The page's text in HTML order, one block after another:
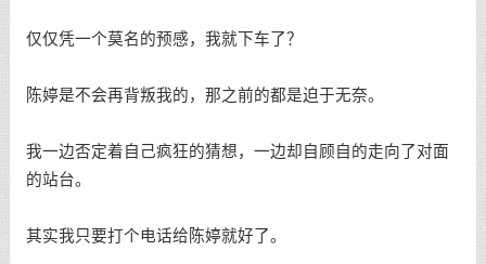
仅仅凭一个莫名的预感，我就下车了？
陈婷是不会再背叛我的，那之前的都是迫于无奈。
我一边否定着自己疯狂的猜想，一边却自顾自的走向了对面
的站台。
其实我只要打个电话给陈婷就好了。